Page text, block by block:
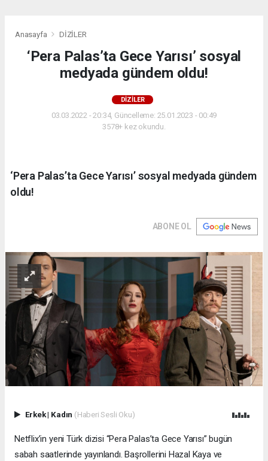
Anasayfa DİZİLER
‘Pera Palas’ta Gece Yarısı’ sosyal
medyada gündem oldu!
DİZİLER
03.03.2022 - 20:34, Güncelleme: 25.01.2023 - 00:49
3578+ kez okundu.
‘Pera Palas’ta Gece Yarısı’ sosyal medyada gündem
oldu!
ABONE OL
Erkek| Kadın (Haberi Sesli Oku)
Netflix’in yeni Türk dizisi “Pera Palas’ta Gece Yarısı” bugün
sabah saatlerinde yayınlandı. Başrollerini Hazal Kaya ve